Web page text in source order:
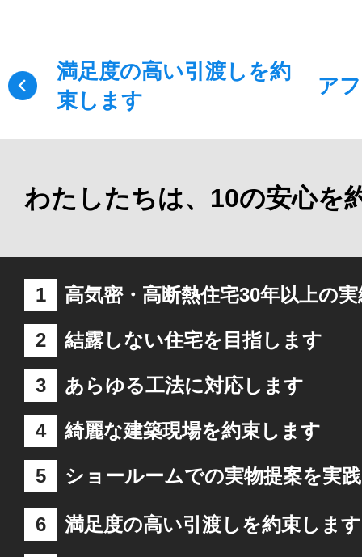
満足度の高い引渡しを約
束します
ア
わたしたちは、10の安心を
1 高気密・高断熱住宅30年以上の
2 結露しない住宅を目指します
3 あらゆる工法に対応します
4 綺麗な建築現場を約束します
5 ショールームでの実物提案を実践
6 満足度の高い引渡しを約束します